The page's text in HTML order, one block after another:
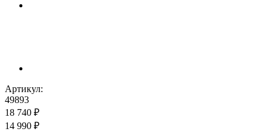
Артикул:
49893
18 740 ₽
14 990 ₽